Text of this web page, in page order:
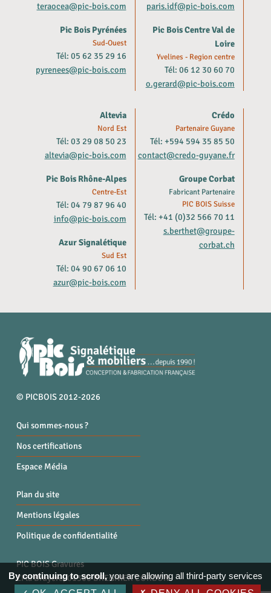
teraocea@pic-bois.com
Pic Bois Pyrénées
Sud-Ouest
Tél: 05 62 35 29 16
pyrenees@pic-bois.com
paris.idf@pic-bois.com
Pic Bois Centre Val de
Loire
Yvelines - Region centre
Tél: 06 12 30 60 70
o.gerard@pic-bois.com
Altevia
Nord Est
Tél: 03 29 08 50 23
altevia@pic-bois.com
Pic Bois Rhône-Alpes
Centre-Est
Tél: 04 79 87 96 40
info@pic-bois.com
Azur Signalétique
Sud Est
Tél: 04 90 67 06 10
azur@pic-bois.com
Crédo
Partenaire Guyane
Tél: +594 594 35 85 50
contact@credo-guyane.fr
Groupe Corbat
Fabricant Partenaire
PIC BOIS Suisse
Tél: +41 (0)32 566 70 11
s.berthet@groupe-
corbat.ch
© PICBOIS 2012-2026
Qui sommes-nous ?
Nos certifications
Espace Média
Plan du site
Mentions légales
Politique de confidentialité
PIC BOIS Gravures
ZI la Bruyère, 01300 BREGNIER CORDON
By continuing to scroll,you are allowing all third-party services